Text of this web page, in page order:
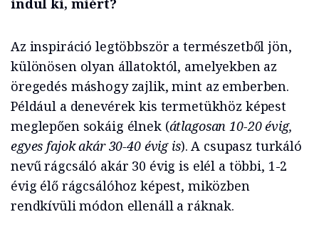
indul ki, miért?
Az inspiráció legtöbbször a természetből jön,
különösen olyan állatoktól, amelyekben az
öregedés máshogy zajlik, mint az emberben.
Például a denevérek kis termetükhöz képest
meglepően sokáig élnek (átlagosan 10-20 évig,
egyes fajok akár 30-40 évig is). A csupasz turkáló
nevű rágcsáló akár 30 évig is elél a többi, 1-2
évig élő rágcsálóhoz képest, miközben
rendkívüli módon ellenáll a ráknak.